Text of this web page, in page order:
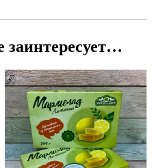
заинтересует…